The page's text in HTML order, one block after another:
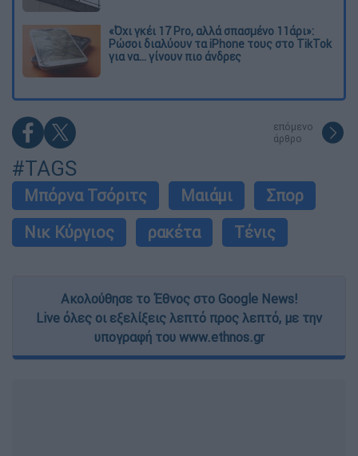
«Όχι γκέι 17 Pro, αλλά σπασμένο 11άρι»:
Ρώσοι διαλύουν τα iPhone τους στο TikTok
για να... γίνουν πιο άνδρες
επόμενο
άρθρο
#TAGS
Μπόρνα Τσόριτς Μαιάμι
Σπορ
Νικ Κύργιος
ρακέτα Τένις
Ακολούθησε το Έθνος στο Google News!
Live όλες οι εξελίξεις λεπτό προς λεπτό, με την
υπογραφή του www.ethnos.gr